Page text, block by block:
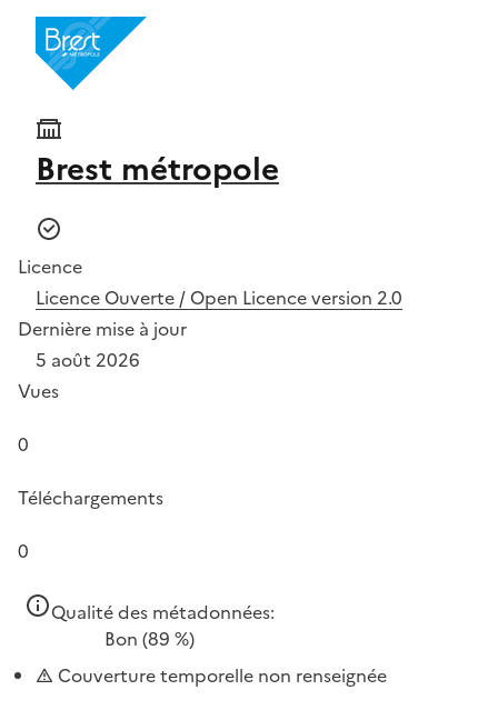
Brest métropole
Licence
Licence Ouverte / Open Licence version 2.0
Dernière mise à jour
5 août 2026
Vues
0
Téléchargements
0
Qualité des métadonnées:
Bon (89 %)
Couverture temporelle non renseignée